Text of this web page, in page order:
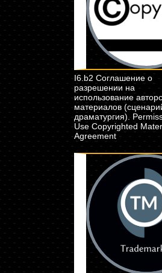
I6.b2 Соглашение о
разрешении на
использование
материалов
драматургия).
Use Copyrighted
Agreement